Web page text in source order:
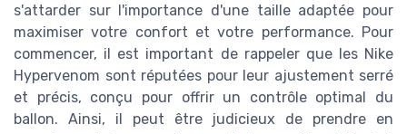
s'attarder sur l'importance d'une taille adaptée pour
maximiser votre confort et votre performance. Pour
commencer, il est important de rappeler que les Nike
Hypervenom sont réputées pour leur ajustement serré
et précis, conçu pour offrir un contrôle optimal du
ballon. Ainsi, il peut être judicieux de prendre en